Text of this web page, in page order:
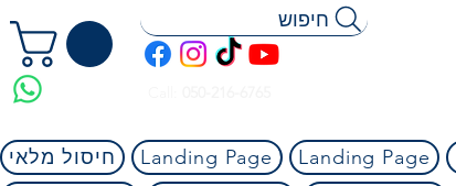
חיפוש
Landing Page
Landing Page
חיסול מלאי